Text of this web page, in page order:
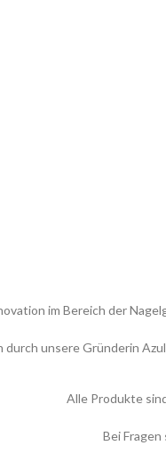
im Bereich der
unsere Gründerin
Alle Produkte
Bei